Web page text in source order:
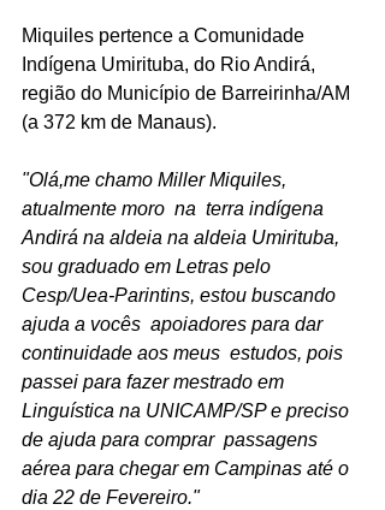
Miquiles pertence a Comunidade
Indígena Umirituba, do Rio Andirá,
região do Município de Barreirinha/AM
(a 372 km de Manaus).
"Olá,me chamo Miller Miquiles,
atualmente moro  na  terra indígena
Andirá na aldeia na aldeia Umirituba,
sou graduado em Letras pelo
Cesp/Uea-Parintins, estou buscando
ajuda a vocês  apoiadores para dar
continuidade aos meus  estudos, pois
passei para fazer mestrado em
Linguística na UNICAMP/SP e preciso
de ajuda para comprar  passagens
aérea para chegar em Campinas até o
dia 22 de Fevereiro."